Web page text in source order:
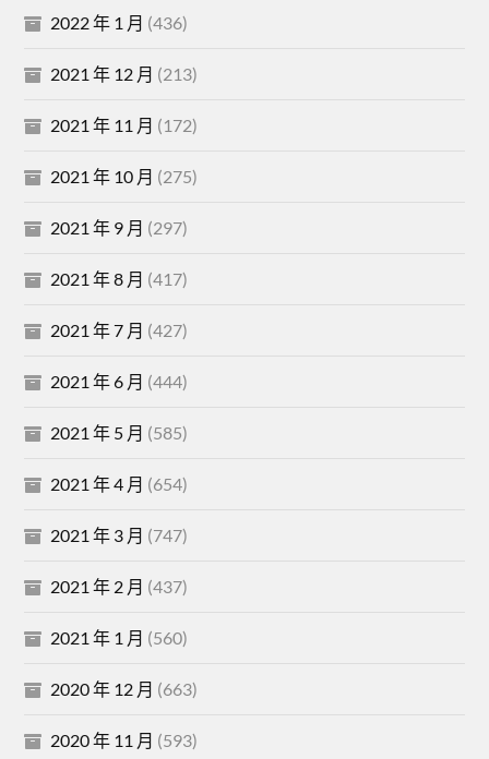
2022 年 1 月 (436)
2021 年 12 月 (213)
2021 年 11 月 (172)
2021 年 10 月 (275)
2021 年 9 月 (297)
2021 年 8 月 (417)
2021 年 7 月 (427)
2021 年 6 月 (444)
2021 年 5 月 (585)
2021 年 4 月 (654)
2021 年 3 月 (747)
2021 年 2 月 (437)
2021 年 1 月 (560)
2020 年 12 月 (663)
2020 年 11 月 (593)